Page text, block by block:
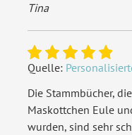
Tina
Quelle: Personalisiertes Stammbuch -
Die Stammbücher,
Maskottchen Eule
wurden, sind sehr